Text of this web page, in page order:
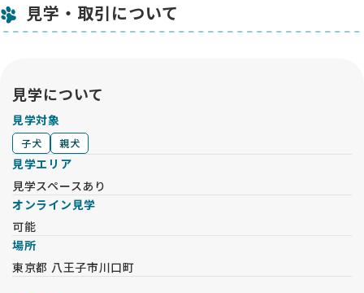
見学・取引について
見学について
見学対象
子犬 親犬
見学エリア
見学スペースあり
オンライン見学
可能
場所
東京都 八王子市川口町